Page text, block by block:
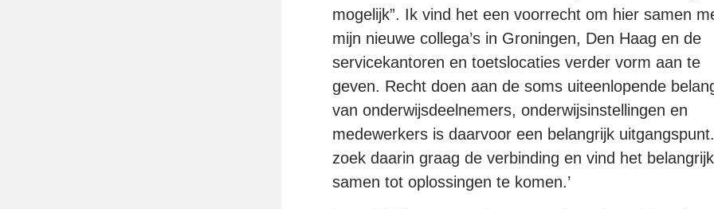
mogelijk”. Ik vind het een voorrecht om hier samen
mijn nieuwe collega’s in Groningen, Den Haag en de
servicekantoren en toetslocaties verder vorm aan te
geven. Recht doen aan de soms uiteenlopende
van onderwijsdeelnemers, onderwijsinstellingen en
medewerkers is daarvoor een belangrijk
zoek daarin graag de verbinding en vind het belangrijk
samen tot oplossingen te komen.’